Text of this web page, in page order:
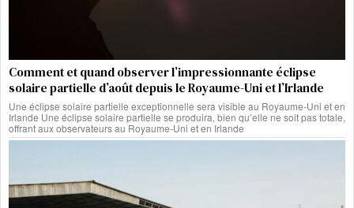
Comment et quand observer l’impressionnante éclipse
solaire partielle d’août depuis le Royaume-Uni et l’Irlande
Une éclipse solaire partielle exceptionnelle sera visible au Royaume-Uni et en
Irlande Une éclipse solaire partielle se produira, bien qu’elle ne soit pas totale,
offrant aux observateurs au Royaume-Uni et en Irlande